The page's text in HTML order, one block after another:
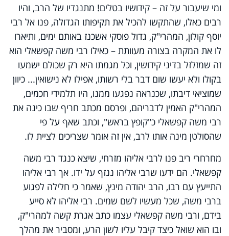
ומי שיעבור על זה – קידושיו בטלים! מתנגדיו של הרב, והיו
רבים כאלו, שהתקשו להכיל את תקיפותו הגדולה, פנו אל רבי
יוסף קולון, המהרי"ק, גדול פוסקי אשכנז באותם ימים, ותיארו
לו את המקרה בצורה מעוותת – כאילו רבי משה קפשאלי הוא
זה שמזלזל בדיני קידושין, וכל מגמתו היא רק שכולם ישמעו
בקולו ולא יעשו שום דבר בלי רשותו, אפילו לא נישואין... כיוון
שמוציאי דיבתו, שכנראה נפגעו ממנו, היו תלמידי חכמים,
המהרי"ק האמין לדבריהם, ופרסם מכתב חריף שבו כינה את
רבי משה קפשאלי כ"קופץ בראש", וכתב שאף על פי
שהסולטן מינה אותו לרב, אין זה אומר שצריכים לציית לו.
מחרחרי ריב פנו לרבי אליהו מזרחי, שיצא כנגד רבי משה
קפשאלי. הם ידעו שרבי אליהו ננזף על ידו. אך רבי אליהו
התייעץ עם רבו, הרב יהודה מינץ, שאמר כי חלילה לפגוע
ברבי משה, שכל מעשיו לשם שמים. רבי אליהו לא סייע
בידם, ורבי משה קפשאלי עצמו כתב אגרת קשה למהרי"ק,
ובו הוא שואל כיצד קיבל עליו לשון הרע, ומסביר את מהלך